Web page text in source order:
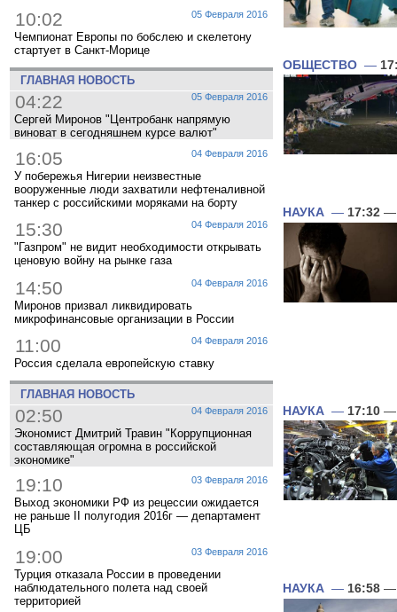
05 Февраля 2016
10:02
Чемпионат Европы по бобслею и скелетону
стартует в Санкт-Морице
ГЛАВНАЯ НОВОСТЬ
05 Февраля 2016
04:22
Сергей Миронов "Центробанк напрямую
виноват в сегодняшнем курсе валют"
04 Февраля 2016
16:05
У побережья Нигерии неизвестные
вооруженные люди захватили нефтеналивной
танкер с российскими моряками на борту
04 Февраля 2016
15:30
"Газпром" не видит необходимости открывать
ценовую войну на рынке газа
04 Февраля 2016
14:50
Миронов призвал ликвидировать
микрофинансовые организации в России
04 Февраля 2016
11:00
Россия сделала европейскую ставку
ГЛАВНАЯ НОВОСТЬ
04 Февраля 2016
02:50
Экономист Дмитрий Травин "Коррупционная
составляющая огромна в российской
экономике"
03 Февраля 2016
19:10
Выход экономики РФ из рецессии ожидается
не раньше II полугодия 2016г — департамент
ЦБ
03 Февраля 2016
19:00
Турция отказала России в проведении
наблюдательного полета над своей
территорией
ОБЩЕСТВО —
НАУКА — 17:32 —
НАУКА — 17:10 —
НАУКА — 16:58 —